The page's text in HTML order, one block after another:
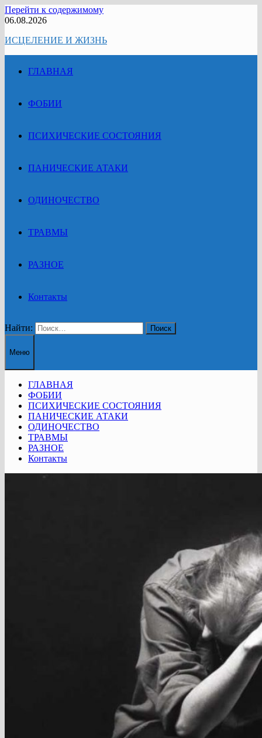
Перейти к содержимому
06.08.2026
ИСЦЕЛЕНИЕ И ЖИЗНЬ
ГЛАВНАЯ
ФОБИИ
ПСИХИЧЕСКИЕ СОСТОЯНИЯ
ПАНИЧЕСКИЕ АТАКИ
ОДИНОЧЕСТВО
ТРАВМЫ
РАЗНОЕ
Контакты
Найти:
Меню
ГЛАВНАЯ
ФОБИИ
ПСИХИЧЕСКИЕ СОСТОЯНИЯ
ПАНИЧЕСКИЕ АТАКИ
ОДИНОЧЕСТВО
ТРАВМЫ
РАЗНОЕ
Контакты